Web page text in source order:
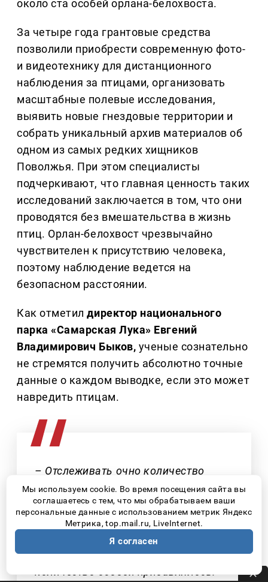
около ста особей орлана-белохвоста.
За четыре года грантовые средства
позволили приобрести современную фото-
и видеотехнику для дистанционного
наблюдения за птицами, организовать
масштабные полевые исследования,
выявить новые гнездовые территории и
собрать уникальный архив материалов об
одном из самых редких хищников
Поволжья. При этом специалисты
подчеркивают, что главная ценность таких
исследований заключается в том, что они
проводятся без вмешательства в жизнь
птиц. Орлан-белохвост чрезвычайно
чувствителен к присутствию человека,
поэтому наблюдение ведется на
безопасном расстоянии.
Как отметилдиректор национального
парка «Самарская Лука» Евгений
Владимирович Быков, ученые сознательно
не стремятся получить абсолютно точные
данные о каждом выводке, если это может
навредить птицам.
– Отслеживать очно количество
птенцов достаточно сложно и даже
опасно – потому что птицы могут
пострадать. Отслеживать точное
количество у нас задачи не было, но
на протяжении всех четырех лет
Мы используем cookie. Во время посещения сайта вы
соглашаетесь с тем, что мы обрабатываем ваши
персональные данные с использованием метрик Яндекс
Метрика, top.mail.ru, LiveInternet.
Я согласен